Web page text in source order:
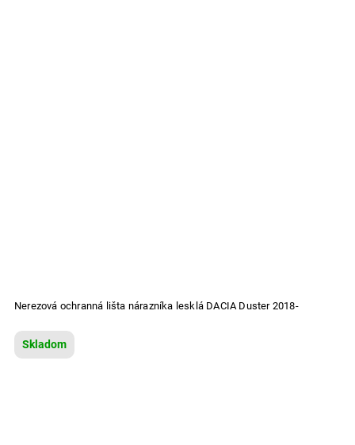
Nerezová ochranná lišta nárazníka lesklá DACIA Duster 2018-
Skladom